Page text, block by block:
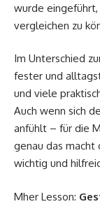
wurde
vergleichen zu
Im Unterschied
fester und
und viele
Auch wenn sich
anfühlt – für die
genau das
wichtig und
Mher Lesson: